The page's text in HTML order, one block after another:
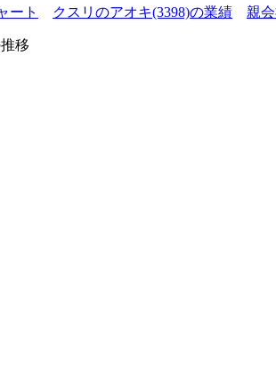
ート クスリのアオキ(3398)の業績 親